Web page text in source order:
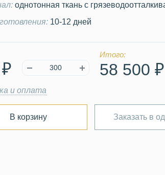
однотонная ткань с
10-12 дней
Итого:
58 500 ₽
и оплата
В корзину Заказать в